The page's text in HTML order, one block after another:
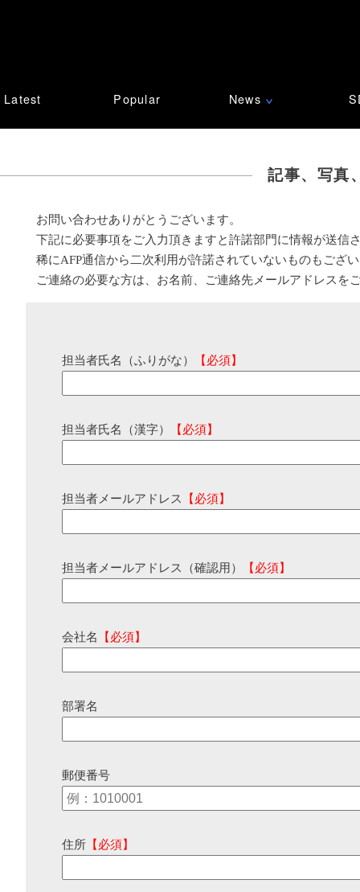
Latest Popular News ∨
記事、写真
お問い合わせありがとうございます。
下記に必要事項をご入力頂きますと許諾部門に情報が送信
稀にAFP通信から二次利用が許諾されていないものもござ
ご連絡の必要な方は、お名前、ご連絡先メールアドレスを
担当者氏名（ふりがな） 【必須】
担当者氏名（漢字） 【必須】
担当者メールアドレス 【必須】
担当者メールアドレス（確認用） 【必須】
会社名 【必須】
部署名
郵便番号
住所 【必須】